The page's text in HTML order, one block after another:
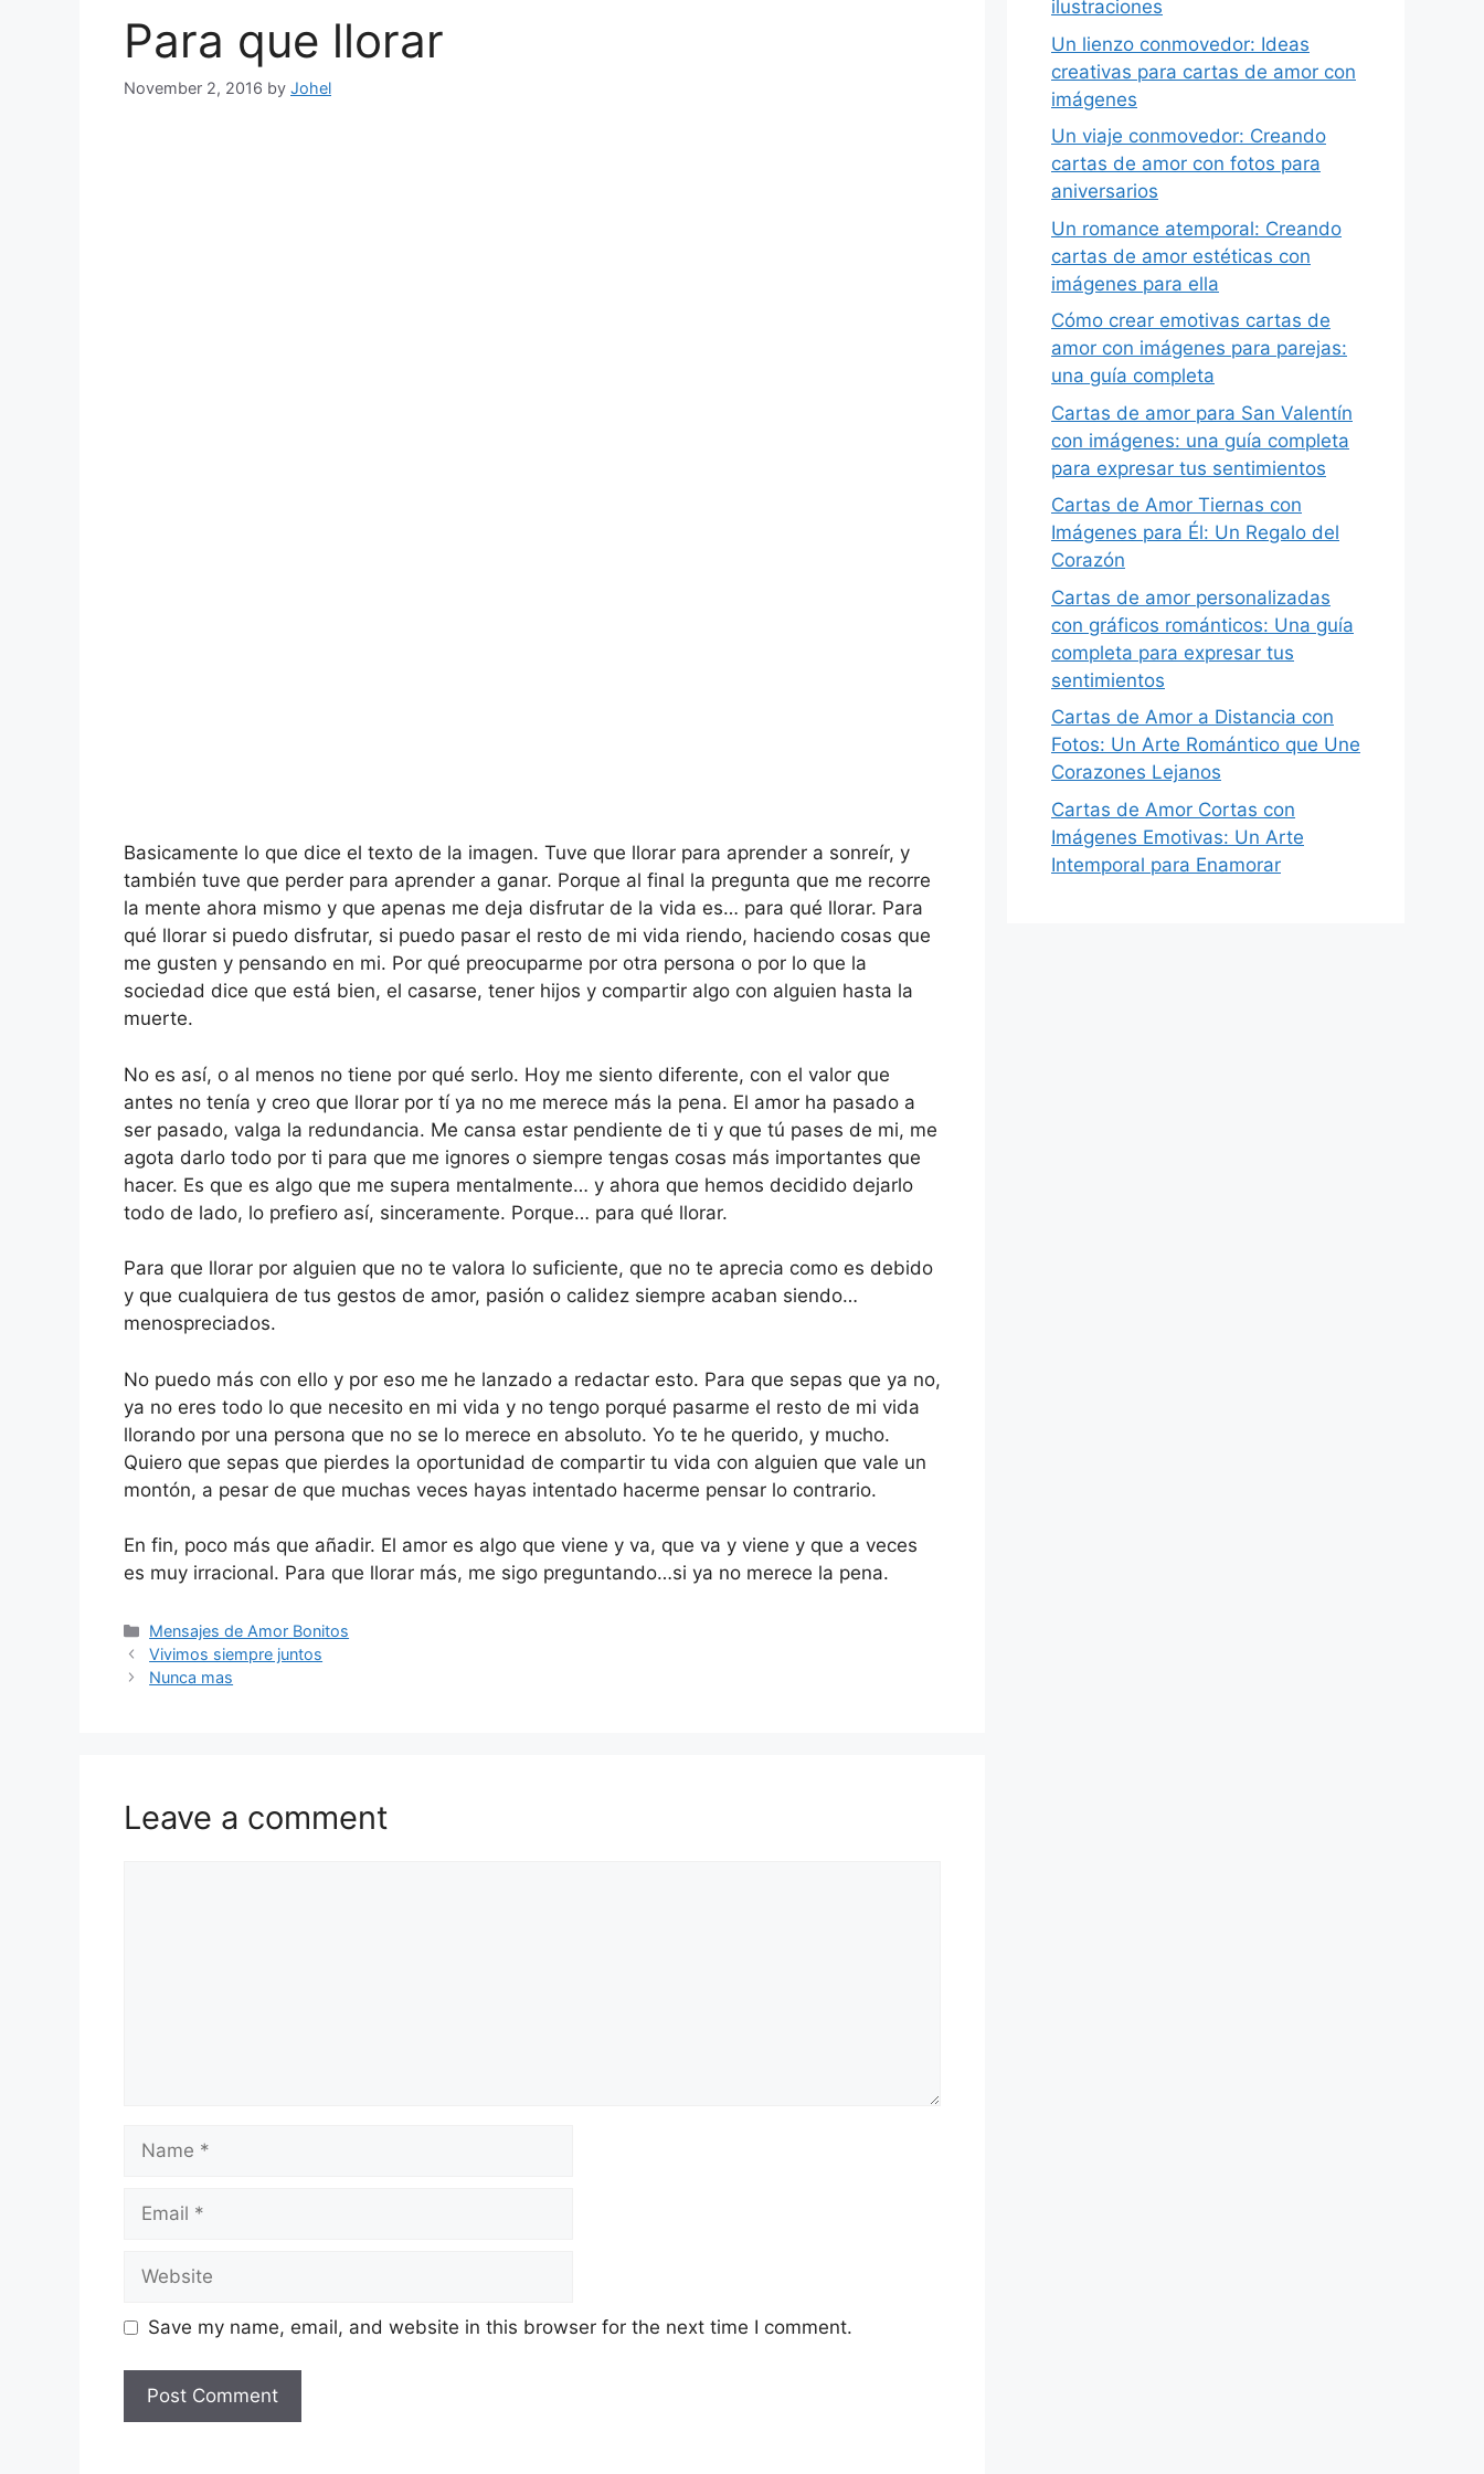
Para que llorar
November 2, 2016 by Johel
Basicamente lo que dice el texto de la imagen. Tuve que llorar para aprender a sonreír, y
también tuve que perder para aprender a ganar. Porque al final la pregunta que me recorre
la mente ahora mismo y que apenas me deja disfrutar de la vida es… para qué llorar. Para
qué llorar si puedo disfrutar, si puedo pasar el resto de mi vida riendo, haciendo cosas que
me gusten y pensando en mi. Por qué preocuparme por otra persona o por lo que la
sociedad dice que está bien, el casarse, tener hijos y compartir algo con alguien hasta la
muerte.
No es así, o al menos no tiene por qué serlo. Hoy me siento diferente, con el valor que
antes no tenía y creo que llorar por tí ya no me merece más la pena. El amor ha pasado a
ser pasado, valga la redundancia. Me cansa estar pendiente de ti y que tú pases de mi, me
agota darlo todo por ti para que me ignores o siempre tengas cosas más importantes que
hacer. Es que es algo que me supera mentalmente… y ahora que hemos decidido dejarlo
todo de lado, lo prefiero así, sinceramente. Porque… para qué llorar.
Para que llorar por alguien que no te valora lo suficiente, que no te aprecia como es debido
y que cualquiera de tus gestos de amor, pasión o calidez siempre acaban siendo…
menospreciados.
No puedo más con ello y por eso me he lanzado a redactar esto. Para que sepas que ya no,
ya no eres todo lo que necesito en mi vida y no tengo porqué pasarme el resto de mi vida
llorando por una persona que no se lo merece en absoluto. Yo te he querido, y mucho.
Quiero que sepas que pierdes la oportunidad de compartir tu vida con alguien que vale un
montón, a pesar de que muchas veces hayas intentado hacerme pensar lo contrario.
En fin, poco más que añadir. El amor es algo que viene y va, que va y viene y que a veces
es muy irracional. Para que llorar más, me sigo preguntando…si ya no merece la pena.
Categories
Mensajes de Amor Bonitos
Vivimos siempre juntos
Nunca mas
Leave a comment
Name
Email
Website
Save my name, email, and website in this browser for the next time I comment.
ilustraciones
Un lienzo conmovedor: Ideas
creativas para cartas de amor con
imágenes
Un viaje conmovedor: Creando
cartas de amor con fotos para
aniversarios
Un romance atemporal: Creando
cartas de amor estéticas con
imágenes para ella
Cómo crear emotivas cartas de
amor con imágenes para parejas:
una guía completa
Cartas de amor para San Valentín
con imágenes: una guía completa
para expresar tus sentimientos
Cartas de Amor Tiernas con
Imágenes para Él: Un Regalo del
Corazón
Cartas de amor personalizadas
con gráficos románticos: Una guía
completa para expresar tus
sentimientos
Cartas de Amor a Distancia con
Fotos: Un Arte Romántico que Une
Corazones Lejanos
Cartas de Amor Cortas con
Imágenes Emotivas: Un Arte
Intemporal para Enamorar